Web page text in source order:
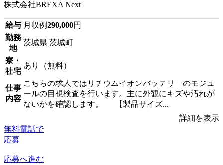
株式会社BREXA Next
給与 月収例290,000円
勤務
地
茨城県 茨城町
寮・
社宅
あり（無料）
仕事
内容
こちらの求人ではリチウムイオンバッテリーのモジュ
ールの目視検査を行います。主に外観にキズや汚れが
ないかを確認します。 【製品サイズ...
詳細を表示
無料電話で
応募
応募へ進む